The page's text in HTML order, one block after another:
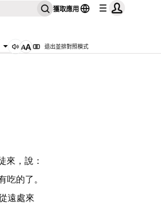
獲取應用
退出並排對照模式
來，說：
吃的了。
遠處來